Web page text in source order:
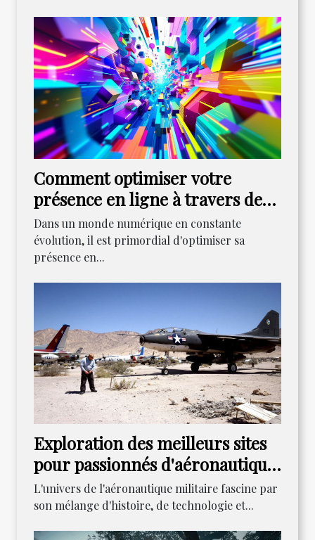
Comment optimiser votre
présence en ligne à travers des
stratégies innovantes
Dans un monde numérique en constante
évolution, il est primordial d'optimiser sa
présence en...
Exploration des meilleurs sites
pour passionnés d'aéronautique
militaire
L'univers de l'aéronautique militaire fascine par
son mélange d'histoire, de technologie et...